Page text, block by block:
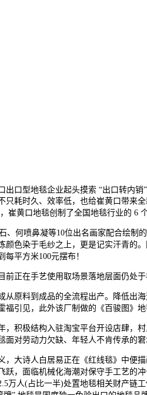
型地毯企业起头摸索 “出口转内销”
只耗时久、效率低，也给崔黄口带来
崔黄口地毯创制了全国地毯行业的 6
、何喷鼻凝等10位出名画家配合绘制
颜色染于毛纱之上，更是记实汗青的
平方米100元摆布！
在手艺使用取场景落地层面仍处于
原料到成品的全流程出产。降低出海
引见，此外该厂制做的《百骏图》地
积极结构入驻淘宝平台开设店肆，
面对劳动力欠缺、年轻人不肯传承的
诗人白居易正在《红线毯》中便描
跃，面临机械化海潮对保守手工艺的
万人(占比一半)处置地毯相关财产链